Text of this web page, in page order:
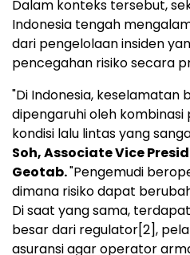
Dalam konteks tersebut,
Indonesia tengah
dari pengelolaan insiden
pencegahan risiko secara
"Di Indonesia, keselamatan
dipengaruhi oleh kombinasi
kondisi lalu lintas yang
Soh, Associate Vice
Geotab."Pengemudi
dimana risiko dapat
Di saat yang sama,
besar dari regulator[2],
asuransi agar operator